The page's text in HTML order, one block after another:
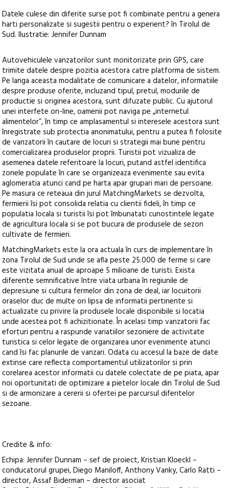
Datele culese din diferite surse pot fi combinate pentru a genera
harti personalizate si sugestii pentru o experient? în Tirolul de
Sud. Ilustratie: Jennifer Dunnam
Autovehiculele vanzatorilor sunt monitorizate prin GPS, care
trimite datele despre pozitia acestora catre platforma de sistem.
Pe langa aceasta modalitate de comunicare a datelor, informatiile
despre produse oferite, incluzand tipul, pretul, modurile de
productie si originea acestora, sunt difuzate public. Cu ajutorul
unei interfete on-line, oamenii pot naviga pe „internetul
alimentelor”, în timp ce amplasamentul si interesele acestora sunt
înregistrate sub protectia anonimatului, pentru a putea fi folosite
de vanzatorii în cautare de locuri si strategii mai bune pentru
comercializarea produselor proprii. Turistii pot vizualiza de
asemenea datele referitoare la locuri, putand astfel identifica
zonele populate în care se organizeaza evenimente sau evita
aglomeratia atunci cand pe harta apar grupari mari de persoane.
Pe masura ce reteaua din jurul MatchingMarkets se dezvolta,
fermierii îsi pot consolida relatia cu clientii fideli, în timp ce
populatia locala si turistii îsi pot îmbunatati cunostintele legate
de agricultura locala si se pot bucura de produsele de sezon
cultivate de fermieri.
MatchingMarkets este la ora actuala în curs de implementare în
zona Tirolul de Sud unde se afla peste 25.000 de ferme si care
este vizitata anual de aproape 5 milioane de turisti. Exista
diferente semnificative între viata urbana în regiunile de
depresiune si cultura fermelor din zona de deal, iar locuitorii
oraselor duc de multe ori lipsa de informatii pertinente si
actualizate cu privire la produsele locale disponibile si locatia
unde acestea pot fi achizitionate. În acelasi timp vanzatorii fac
eforturi pentru a raspunde variatiilor sezoniere de activitate
turistica si celor legate de organizarea unor evenimente atunci
cand îsi fac planurile de vanzari. Odata cu accesul la baze de date
extinse care reflecta comportamentul utilizatorilor si prin
corelarea acestor informatii cu datele colectate de pe piata, apar
noi oportunitati de optimizare a pietelor locale din Tirolul de Sud
si de armonizare a cererii si ofertei pe parcursul diferitelor
sezoane.
Credite & info:
Echipa: Jennifer Dunnam – sef de proiect, Kristian Kloeckl –
conducatorul grupei, Diego Maniloff, Anthony Vanky, Carlo Ratti –
director, Assaf Biderman – director asociat